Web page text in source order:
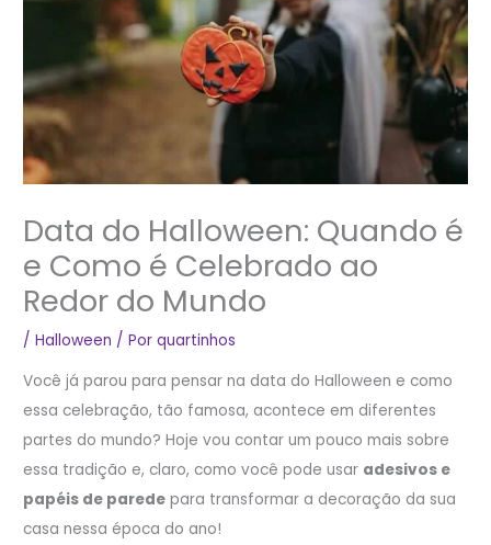
Data do Halloween: Quando é
e Como é Celebrado ao
Redor do Mundo
/Halloween / Porquartinhos
Você já parou para pensar na data do Halloween e como
essa celebração, tão famosa, acontece em diferentes
partes do mundo? Hoje vou contar um pouco mais sobre
essa tradição e, claro, como você pode usar adesivos e
papéis de parede para transformar a decoração da sua
casa nessa época do ano!